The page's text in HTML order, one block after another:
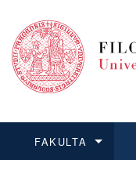
FAKULTA